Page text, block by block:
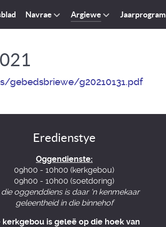
Navrae Argiewe Jaarprogram
gebedsbriewe/g20210131.pdf
Eredienstye
Oggendienste:
09h00 - 10h00 (kerkgebou)
09h00 - 10h00 (soetdoring)
die oggenddiens is daar 'n kenmekaar
geleentheid in die binnehof
kerkgebou is geleë op die hoek van